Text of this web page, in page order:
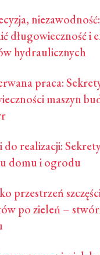
długowieczność i
hydraulicznych
praca:
maszyn
do realizacji:
domu i ogrodu
przestrzeń
po zieleń –